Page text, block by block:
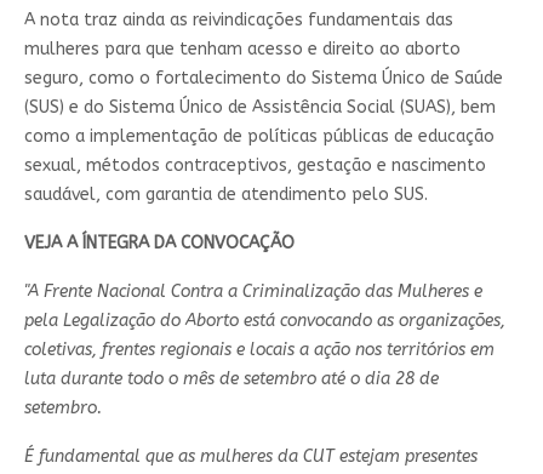
A nota traz ainda as reivindicações fundamentais das
mulheres para que tenham acesso e direito ao aborto
seguro, como o fortalecimento do Sistema Único de Saúde
(SUS) e do Sistema Único de Assistência Social (SUAS), bem
como a implementação de políticas públicas de educação
sexual, métodos contraceptivos, gestação e nascimento
saudável, com garantia de atendimento pelo SUS.
VEJA A ÍNTEGRA DA CONVOCAÇÃO
"A Frente Nacional Contra a Criminalização das Mulheres e
pela Legalização do Aborto está convocando as organizações,
coletivas, frentes regionais e locais a ação nos territórios em
luta durante todo o mês de setembro até o dia 28 de
setembro.
É fundamental que as mulheres da CUT estejam presentes